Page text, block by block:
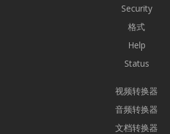
Security
格式
Help
Status
视频转换器
音频转换器
文档转换器